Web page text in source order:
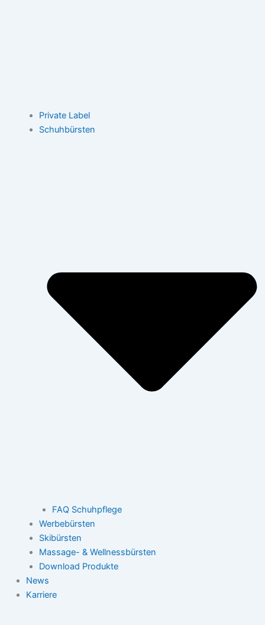
Private Label
Schuhbürsten
FAQ Schuhpflege
Werbebürsten
Skibürsten
Massage- & Wellnessbürsten
Download Produkte
News
Karriere